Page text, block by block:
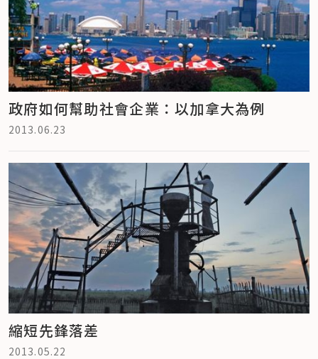
政府如何幫助社會企業：以加拿大為例
2013.06.23
縮短先鋒落差
2013.05.22